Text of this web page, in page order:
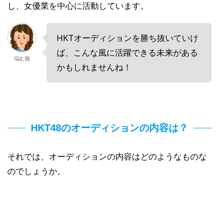
し、女優業を中心に活動しています。
悩む親
HKTオーディションを勝ち抜いていけ
ば、こんな風に活躍できる未来がある
かもしれませんね！
HKT48のオーディションの内容は？
それでは、オーディションの内容はどのようなものな
のでしょうか。